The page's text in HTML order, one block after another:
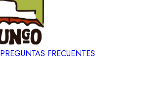
PREGUNTAS FRECUENTES